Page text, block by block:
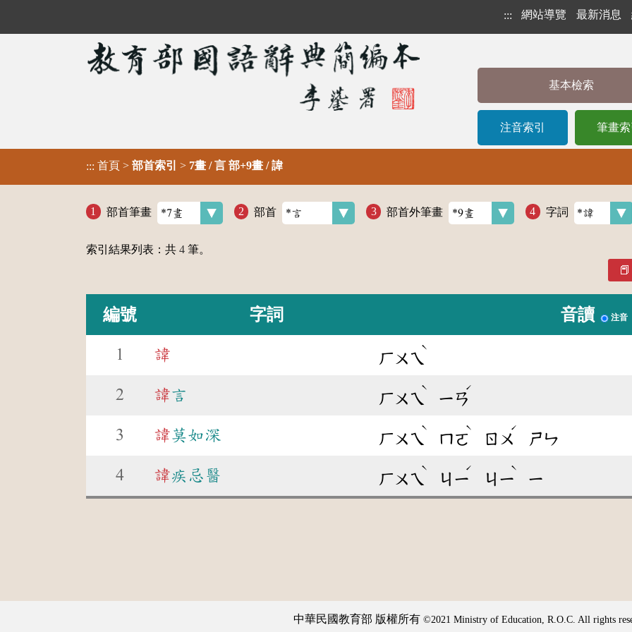
::: 網站導覽 最新消息
基本檢索
注音索引 筆畫索
::: 首頁 > 部首索引 > 7畫 / 言 部+9畫 / 諱
部首筆畫 部首 部首外筆畫 字詞
索引結果列表：共 4 筆。
編號 字詞 音讀 注音
1 諱 ㄏㄨㄟ
ˋ
2 諱言 ㄏㄨㄟ
ˋ
ㄧㄢ
ˊ
3 諱莫如深 ㄏㄨㄟ
ˋ
ㄇㄛ
ˋ
ㄖㄨ
ˊ
ㄕㄣ
4 諱疾忌醫 ㄏㄨㄟ
ˋ
ㄐㄧ
ˊ
ㄐㄧ
ˋ
ㄧ
中華民國教育部 版權所有 ©2021 Ministry of Education, R.O.C. All rights